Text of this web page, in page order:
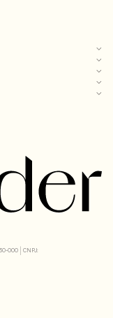
000 | CNPJ: